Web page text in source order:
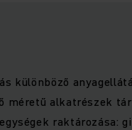
különböző
méretű alkatrészek
raktározása: